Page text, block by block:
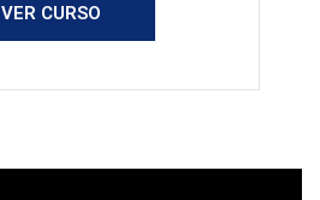
VER CURSO